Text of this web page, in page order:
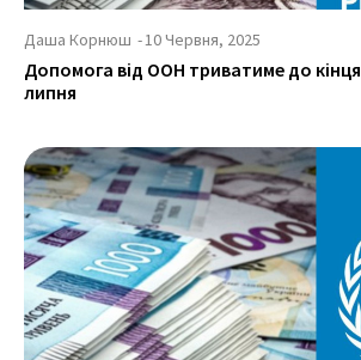
Даша Корнюш -10 Червня, 2025
Допомога від ООН триватиме до кінця
липня